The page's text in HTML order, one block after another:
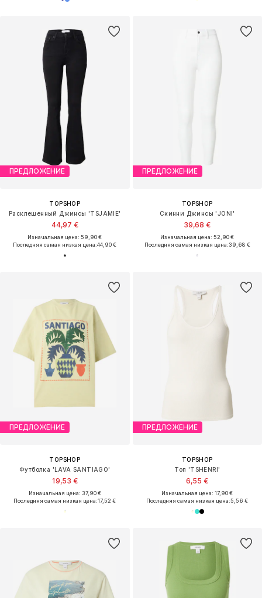
ПРЕДЛОЖЕНИЕ
TOPSHOP
Расклешенный Джинсы 'TSJAMIE'
44,97 €
Изначальная цена: 59,90 €
Последняя самая низкая цена:44,90 €
ПРЕДЛОЖЕНИЕ
TOPSHOP
Скинни Джинсы 'JONI'
39,68 €
Изначальная цена: 52,90 €
Последняя самая низкая цена:39,68 €
ПРЕДЛОЖЕНИЕ
TOPSHOP
Футболка 'LAVA SANTIAGO'
19,53 €
Изначальная цена: 37,90 €
Последняя самая низкая цена:17,52 €
ПРЕДЛОЖЕНИЕ
TOPSHOP
Топ 'TSHENRI'
6,55 €
Изначальная цена: 17,90 €
Последняя самая низкая цена:5,56 €